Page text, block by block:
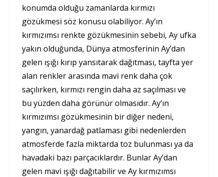
konumda olduğu zamanlarda kırmızı
gözükmesi söz konusu olabiliyor. Ay’ın
kırmızımsı renkte gözükmesinin sebebi, Ay ufka
yakın olduğunda, Dünya atmosferinin Ay’dan
gelen ışığı kırıp yansıtarak dağıtması, tayfta yer
alan renkler arasında mavi renk daha çok
saçılırken, kırmızı rengin daha az saçılması ve
bu yüzden daha görünür olmasıdır. Ay’ın
kırmızımsı gözükmesinin bir diğer nedeni,
yangın, yanardağ patlaması gibi nedenlerden
atmosferde fazla miktarda toz bulunması ya da
havadaki bazı parçacıklardır. Bunlar Ay’dan
gelen mavi ışığı dağıtabilir ve Ay kırmızımsı